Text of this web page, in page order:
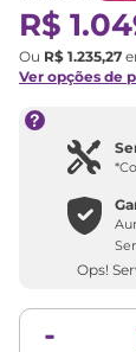
R$ 1.
Ou R$ 1.235,27
Ver opções de
Ops!